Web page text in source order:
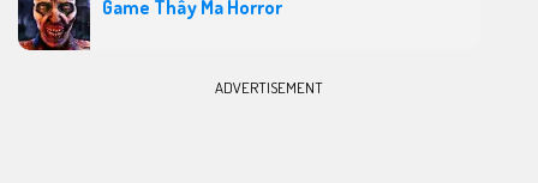
Game Thây Ma Horror
ADVERTISEMENT